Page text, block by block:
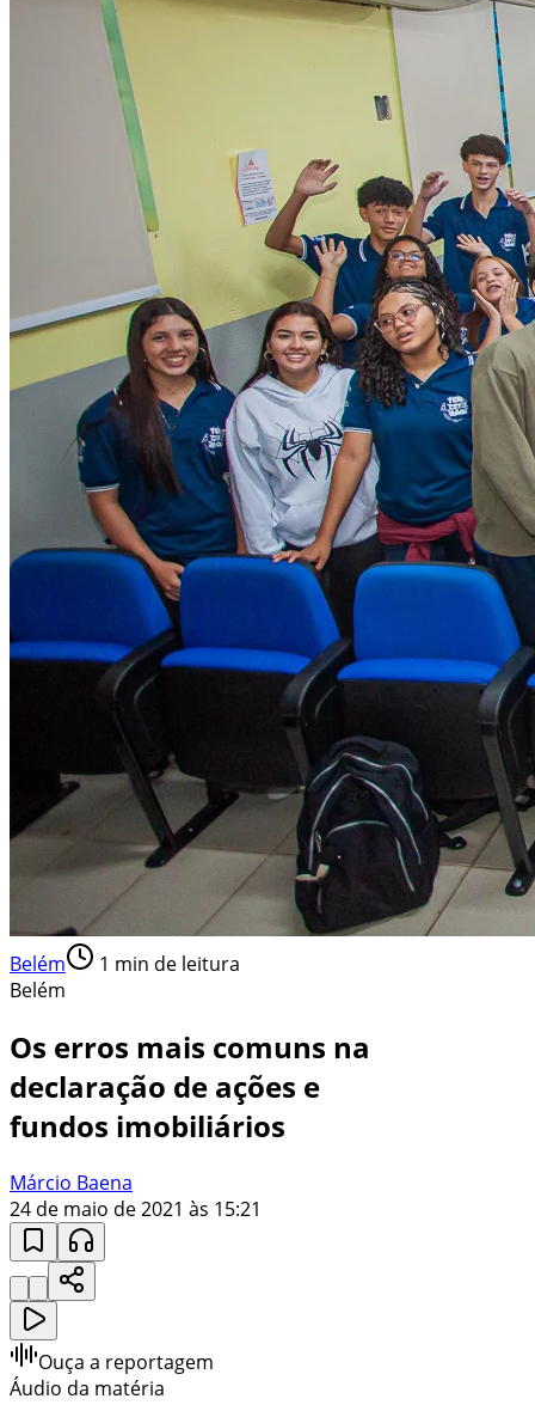
Belém 1 min de leitura
Belém
Os erros mais comuns na
declaração de ações e
fundos imobiliários
Márcio Baena
24 de maio de 2021 às 15:21
Ouça a reportagem
Áudio da matéria